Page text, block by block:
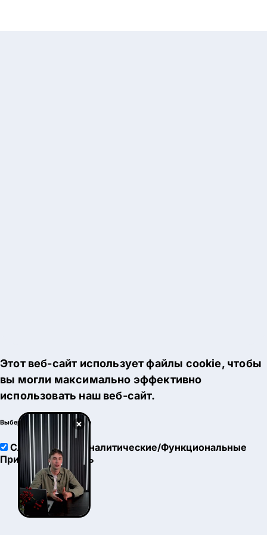
×
Этот веб-сайт использует файлы cookie, чтобы
вы могли максимально эффективно
использовать наш веб-сайт.
Выберите настройки cookie
Служебные
Аналитические/Функциональные
Принять
Настроить